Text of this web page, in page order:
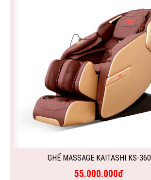
GHẾ MASSAGE KAITASHI KS-360
55.000.000đ